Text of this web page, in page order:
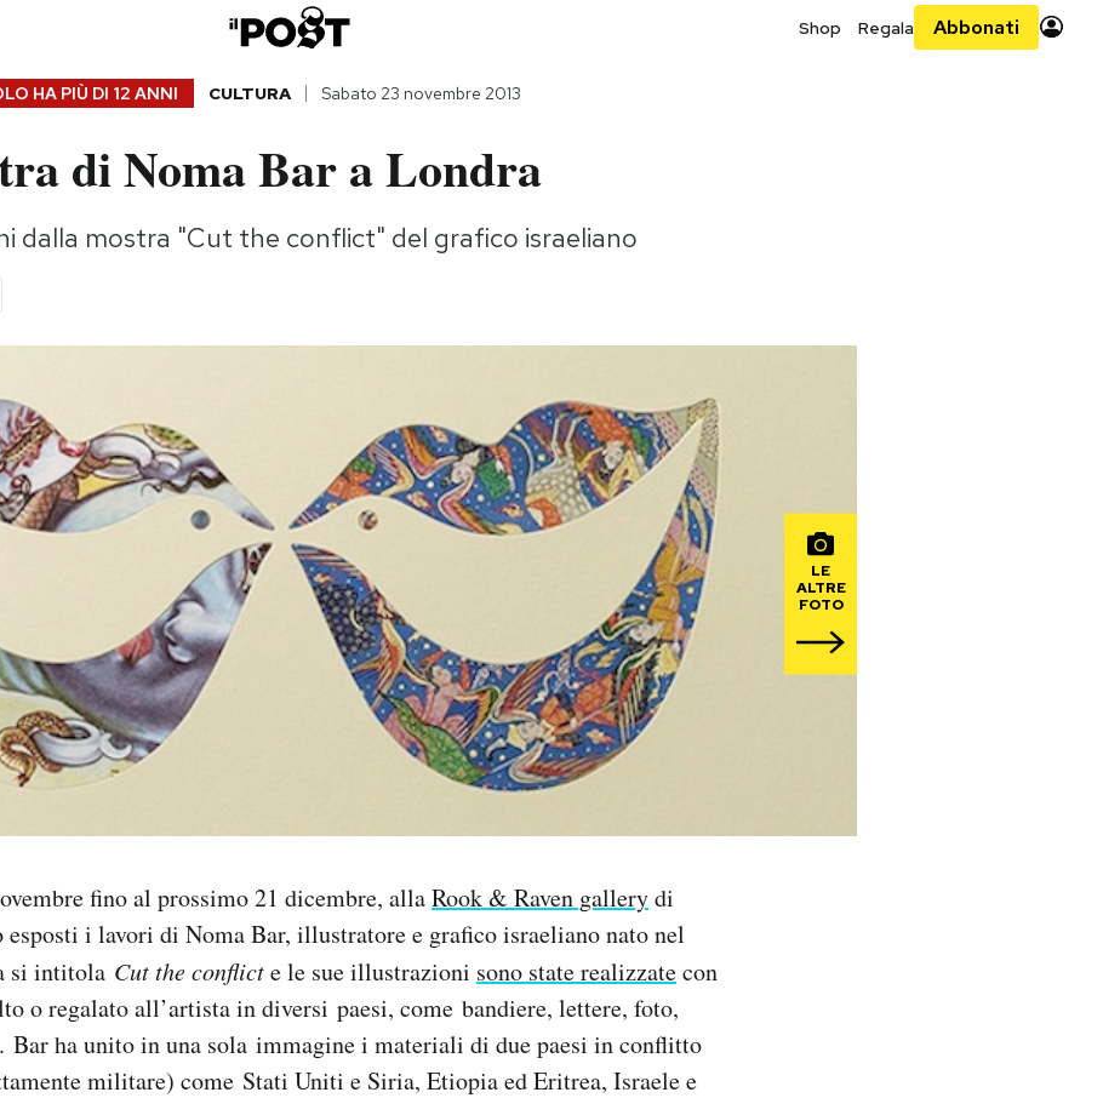
Shop Regala Abbonati
HA PIÙ DI 12 ANNI CULTURA Sabato 23 novembre 2013
di Noma Bar a Londra
dalla mostra "Cut the conflict" del grafico israeliano
LE
ALTRE
FOTO
fino al prossimo 21 dicembre, allaRook & Raven gallerydi
esposti i lavori di Noma Bar, illustratore e grafico israeliano nato nel
si intitola Cut the conflicte le sue illustrazioni sono state realizzatecon
o regalato all’artista in diversi paesi, come bandiere, lettere, foto,
Bar ha unito in una sola immagine i materiali di due paesi in conflitto
militare) come Stati Uniti e Siria, Etiopia ed Eritrea, Israele e